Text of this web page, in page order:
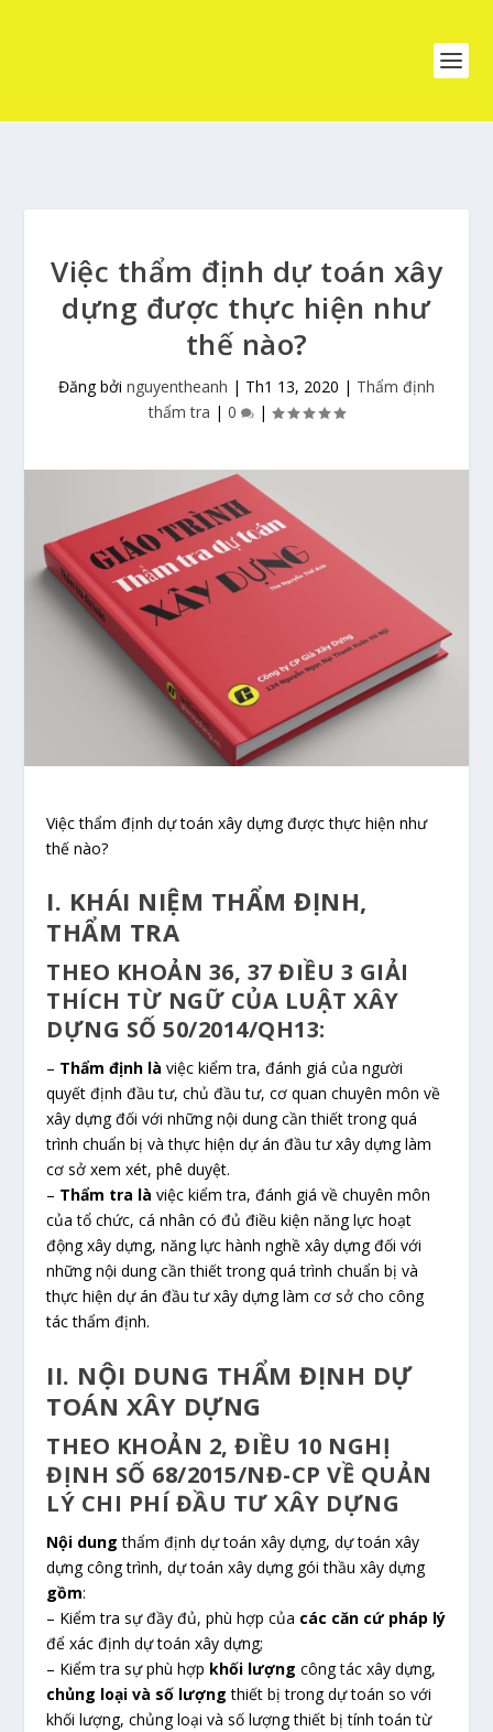
Việc thẩm định dự toán xây
dựng được thực hiện như
thế nào?
Đăng bởi nguyentheanh | Th1 13, 2020 | Thẩm định
thẩm tra | 0 |
Việc thẩm định dự toán xây dựng được thực hiện như
thế nào?
I. KHÁI NIỆM THẨM ĐỊNH,
THẨM TRA
THEO KHOẢN 36, 37 ĐIỀU 3 GIẢI
THÍCH TỪ NGỮ CỦA LUẬT XÂY
DỰNG SỐ 50/2014/QH13:
– Thẩm định là việc kiểm tra, đánh giá của người
quyết định đầu tư, chủ đầu tư, cơ quan chuyên môn về
xây dựng đối với những nội dung cần thiết trong quá
trình chuẩn bị và thực hiện dự án đầu tư xây dựng làm
cơ sở xem xét, phê duyệt.
– Thẩm tra là việc kiểm tra, đánh giá về chuyên môn
của tổ chức, cá nhân có đủ điều kiện năng lực hoạt
động xây dựng, năng lực hành nghề xây dựng đối với
những nội dung cần thiết trong quá trình chuẩn bị và
thực hiện dự án đầu tư xây dựng làm cơ sở cho công
tác thẩm định.
II. NỘI DUNG THẨM ĐỊNH DỰ
TOÁN XÂY DỰNG
THEO KHOẢN 2, ĐIỀU 10 NGHỊ
ĐỊNH SỐ 68/2015/NĐ-CP VỀ QUẢN
LÝ CHI PHÍ ĐẦU TƯ XÂY DỰNG
Nội dung thẩm định dự toán xây dựng, dự toán xây
dựng công trình, dự toán xây dựng gói thầu xây dựng
gồm:
– Kiểm tra sự đầy đủ, phù hợp của các căn cứ pháp lý
để xác định dự toán xây dựng;
– Kiểm tra sự phù hợp khối lượng công tác xây dựng,
chủng loại và số lượng thiết bị trong dự toán so với
khối lượng, chủng loại và số lượng thiết bị tính toán từ